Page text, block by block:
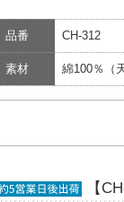
品番 CH-312
素材 綿100％（
【